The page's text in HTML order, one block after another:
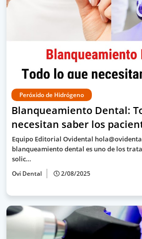
Peróxido de Hidrógeno
Blanqueamiento Dental:
necesitan saber los
Equipo Editorial Ovidental
blanqueamiento dental es uno de los
solic…
Ovi Dental 2/08/2025